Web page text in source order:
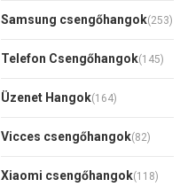
Samsung csengőhangok(253)
Telefon Csengőhangok(145)
Üzenet Hangok(164)
Vicces csengőhangok(82)
Xiaomi csengőhangok(118)